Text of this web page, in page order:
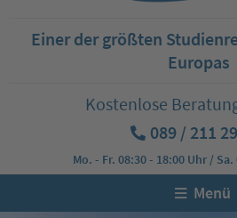
Einer der größten
Europas
Kostenlose
089 / 211
Mo. - Fr. 08:30 - 18:00 Uhr /
Menü